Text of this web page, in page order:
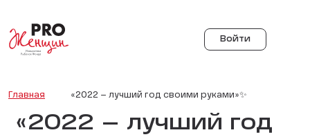
Войти
Главная «2022 – лучший год своими руками»✨
«2022 – лучший год